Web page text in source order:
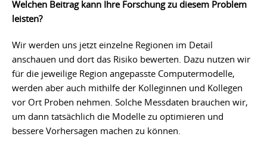
Welchen Beitrag kann Ihre Forschung zu diesem Problem
leisten?
Wir werden uns jetzt einzelne Regionen im Detail
anschauen und dort das Risiko bewerten. Dazu nutzen wir
für die jeweilige Region angepasste Computermodelle,
werden aber auch mithilfe der Kolleginnen und Kollegen
vor Ort Proben nehmen. Solche Messdaten brauchen wir,
um dann tatsächlich die Modelle zu optimieren und
bessere Vorhersagen machen zu können.